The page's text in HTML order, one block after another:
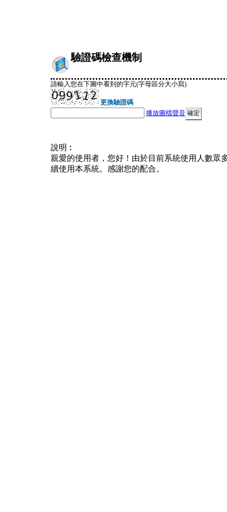
驗證碼檢查機制
請輸入您在下圖中看到的字元(字母區分大小寫)
更換驗證碼
播放圖檔聲音
說明︰
親愛的使用者，您好！由於目前系統使用人數眾
續使用本系統。感謝您的配合。